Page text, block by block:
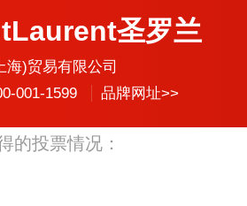
圣罗兰
海)贸易有限公司
001-1599
品牌网址>>
的投票情况：